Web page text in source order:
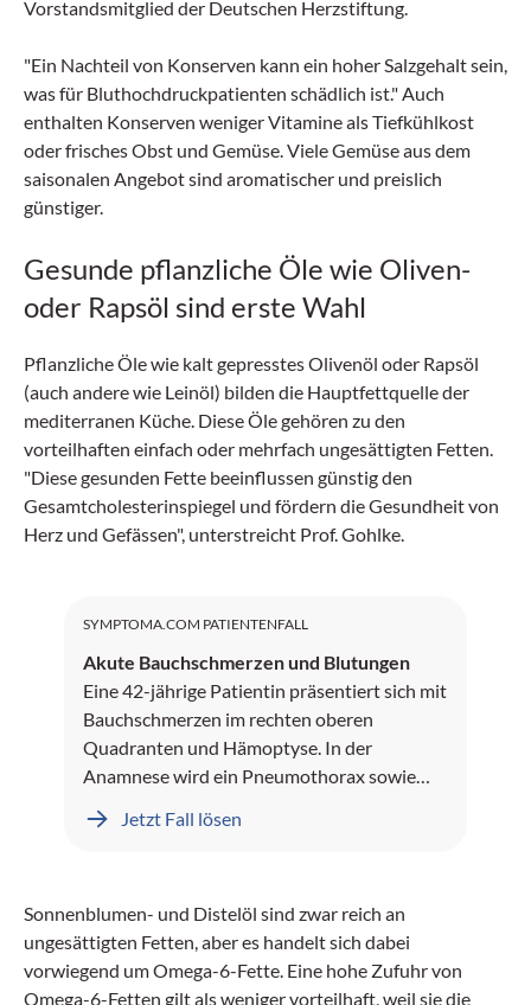
Vorstandsmitglied der Deutschen Herzstiftung.
"Ein Nachteil von Konserven kann ein hoher Salzgehalt sein,
was für Bluthochdruckpatienten schädlich ist." Auch
enthalten Konserven weniger Vitamine als Tiefkühlkost
oder frisches Obst und Gemüse. Viele Gemüse aus dem
saisonalen Angebot sind aromatischer und preislich
günstiger.
Gesunde pflanzliche Öle wie Oliven-
oder Rapsöl sind erste Wahl
Pflanzliche Öle wie kalt gepresstes Olivenöl oder Rapsöl
(auch andere wie Leinöl) bilden die Hauptfettquelle der
mediterranen Küche. Diese Öle gehören zu den
vorteilhaften einfach oder mehrfach ungesättigten Fetten.
"Diese gesunden Fette beeinflussen günstig den
Gesamtcholesterinspiegel und fördern die Gesundheit von
Herz und Gefässen", unterstreicht Prof. Gohlke.
SYMPTOMA.COM PATIENTENFALL
Akute Bauchschmerzen und Blutungen
Eine 42-jährige Patientin präsentiert sich mit
Bauchschmerzen im rechten oberen
Quadranten und Hämoptyse. In der
Anamnese wird ein Pneumothorax sowie
Jetzt Fall lösen
Sonnenblumen- und Distelöl sind zwar reich an
ungesättigten Fetten, aber es handelt sich dabei
vorwiegend um Omega-6-Fette. Eine hohe Zufuhr von
Omega-6-Fetten gilt als weniger vorteilhaft, weil sie die